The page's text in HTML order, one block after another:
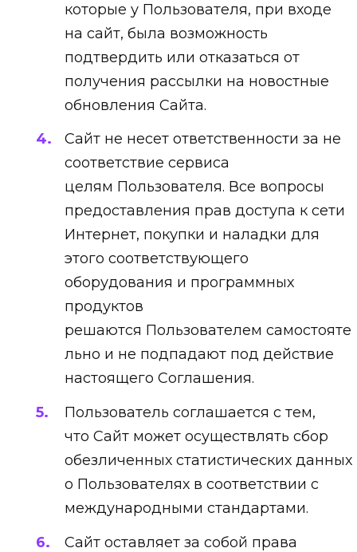
которые у Пользователя, при входе
на сайт, была возможность
подтвердить или отказаться от
получения рассылки на новостные
обновления Сайта.
Сайт не несет ответственности за не
соответствие сервиса
целям Пользователя. Все вопросы
предоставления прав доступа к сети
Интернет, покупки и наладки для
этого соответствующего
оборудования и программных
продуктов
решаются Пользователем самостояте
льно и не подпадают под действие
настоящего Соглашения.
Пользователь соглашается с тем,
что Сайт может осуществлять сбор
обезличенных статистических данных
о Пользователях в соответствии с
международными стандартами.
Сайт оставляет за собой права